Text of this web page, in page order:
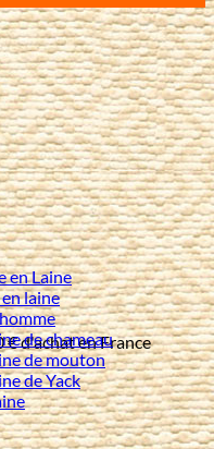
d'achat en France
en Laine
laine
de chameau
de mouton
de Yack